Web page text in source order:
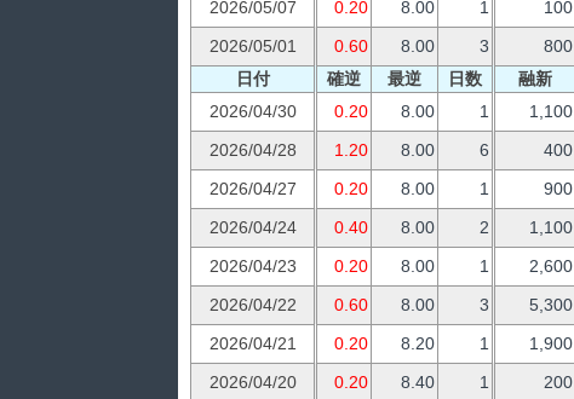
2026/05/07
0.20 8.00 1 100
2026/05/01
0.60 8.00 3 800
日付
確逆 最逆 日数 融新
2026/04/30
0.20 8.00 1 1,100
2026/04/28
1.20 8.00 6 400
2026/04/27
0.20 8.00 1 900
2026/04/24
0.40 8.00 2 1,100
2026/04/23
0.20 8.00 1 2,600
2026/04/22
0.60 8.00 3 5,300
2026/04/21
0.20 8.20 1 1,900
2026/04/20
0.20 8.40 1 200